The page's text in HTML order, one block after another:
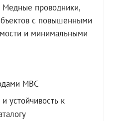
проводники,
с повышенными
и минимальными
МВС
устойчивость к